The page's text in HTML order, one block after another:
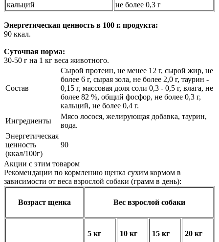
кальций
не более 0,3 г
Энергетическая ценность в 100 г. продукта:
90 ккал.
Суточная норма:
30-50 г на 1 кг веса животного.
Состав
Сырой протеин, не менее 12 г, сырой жир, не
более 6 г, сырая зола, не более 2,0 г, таурин -
0,15 г, массовая доля соли 0,3 - 0,5 г, влага, не
более 82 %, общий фосфор, не более 0,3 г,
кальций, не более 0,4 г.
Ингредиенты
Мясо лосося, желирующая добавка, таурин,
вода.
Энергетическая
ценность
(ккал/100г)
90
Акции с этим товаром
Рекомендации по кормлению щенка сухим кормом в
зависимости от веса взрослой собаки (грамм в день):
Возраст щенка Вес взрослой собаки
5 кг 10 кг 15 кг 20 кг